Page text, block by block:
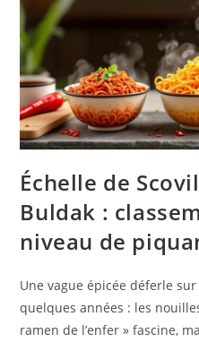
Échelle de
Buldak :
niveau de
Une vague épicée déferle
quelques années : les
ramen de l’enfer » fascine,